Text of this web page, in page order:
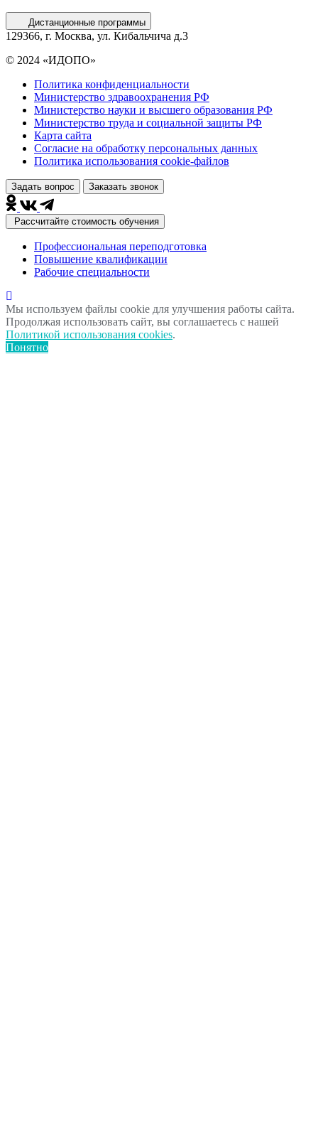
Дистанционные программы
129366, г. Москва, ул. Кибальчича д.3
© 2024 «ИДОПО»
Политика конфиденциальности
Министерство здравоохранения РФ
Министерство науки и высшего образования РФ
Министерство труда и социальной защиты РФ
Карта сайта
Согласие на обработку персональных данных
Политика использования сookie-файлов
Задать вопрос Заказать звонок
Рассчитайте стоимость обучения
Профессиональная переподготовка
Повышение квалификации
Рабочие специальности
Мы используем файлы cookie для улучшения работы сайта.
Продолжая использовать сайт, вы соглашаетесь с нашей
Политикой использования cookies.
Понятно